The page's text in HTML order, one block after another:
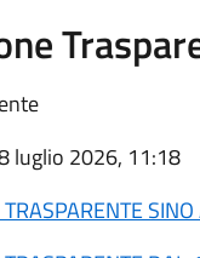
luglio 2026, 11:18